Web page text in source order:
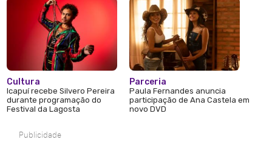
Cultura
Icapuí recebe Silvero Pereira
durante programação do
Festival da Lagosta
Parceria
Paula Fernandes anuncia
participação de Ana Castela em
novo DVD
Publicidade